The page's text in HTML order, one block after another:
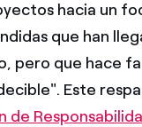
hacia un
que han
pero que hace
Este
de